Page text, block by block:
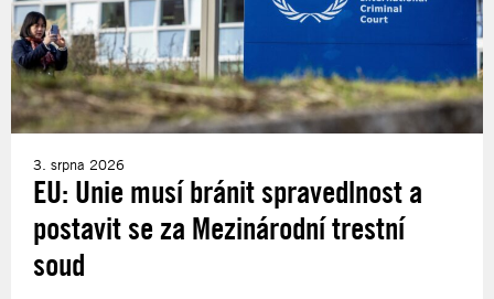
3. srpna 2026
EU: Unie musí bránit spravedlnost a
postavit se za Mezinárodní trestní
soud